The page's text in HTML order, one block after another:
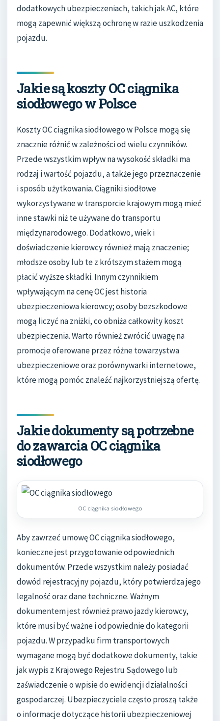
dodatkowych ubezpieczeniach, takich jak AC, które
mogą zapewnić większą ochronę w razie uszkodzenia
pojazdu.
Jakie są koszty OC ciągnika
siodłowego w Polsce
Koszty OC ciągnika siodłowego w Polsce mogą się
znacznie różnić w zależności od wielu czynników.
Przede wszystkim wpływ na wysokość składki ma
rodzaj i wartość pojazdu, a także jego przeznaczenie
i sposób użytkowania. Ciągniki siodłowe
wykorzystywane w transporcie krajowym mogą mieć
inne stawki niż te używane do transportu
międzynarodowego. Dodatkowo, wiek i
doświadczenie kierowcy również mają znaczenie;
młodsze osoby lub te z krótszym stażem mogą
płacić wyższe składki. Innym czynnikiem
wpływającym na cenę OC jest historia
ubezpieczeniowa kierowcy; osoby bezszkodowe
mogą liczyć na zniżki, co obniża całkowity koszt
ubezpieczenia. Warto również zwrócić uwagę na
promocje oferowane przez różne towarzystwa
ubezpieczeniowe oraz porównywarki internetowe,
które mogą pomóc znaleźć najkorzystniejszą ofertę.
Jakie dokumenty są potrzebne
do zawarcia OC ciągnika
siodłowego
OC ciągnika siodłowego
Aby zawrzeć umowę OC ciągnika siodłowego,
konieczne jest przygotowanie odpowiednich
dokumentów. Przede wszystkim należy posiadać
dowód rejestracyjny pojazdu, który potwierdza jego
legalność oraz dane techniczne. Ważnym
dokumentem jest również prawo jazdy kierowcy,
które musi być ważne i odpowiednie do kategorii
pojazdu. W przypadku firm transportowych
wymagane mogą być dodatkowe dokumenty, takie
jak wypis z Krajowego Rejestru Sądowego lub
zaświadczenie o wpisie do ewidencji działalności
gospodarczej. Ubezpieczyciele często proszą także
o informacje dotyczące historii ubezpieczeniowej